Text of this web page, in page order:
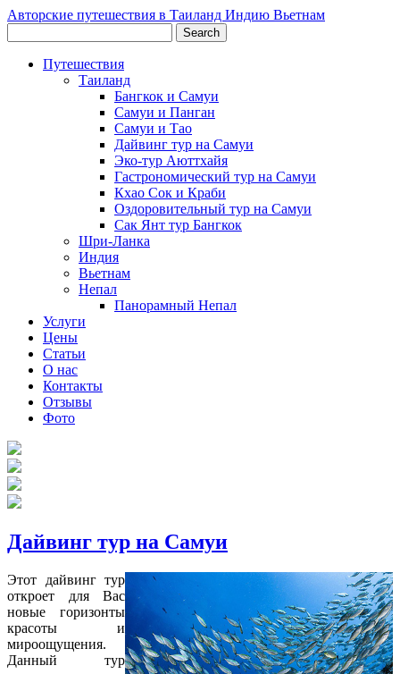
Авторские путешествия в Таиланд Индию Вьетнам
Путешествия
Таиланд
Бангкок и Самуи
Самуи и Панган
Самуи и Тао
Дайвинг тур на Самуи
Эко-тур Аюттхайя
Гастрономический тур на Самуи
Кхао Сок и Краби
Оздоровительный тур на Самуи
Сак Янт тур Бангкок
Шри-Ланка
Индия
Вьетнам
Непал
Панорамный Непал
Услуги
Цены
Статьи
О нас
Контакты
Отзывы
Фото
Дайвинг тур на Самуи
Этот дайвинг тур
откроет для Вас
новые горизонты
красоты и
мироощущения.
Данный тур